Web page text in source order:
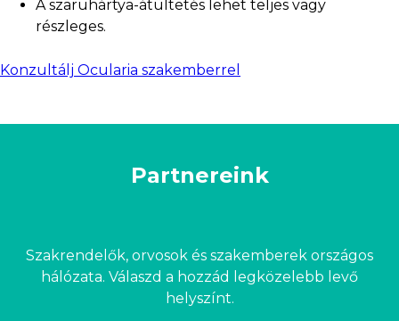
A szaruhártya-átültetés lehet teljes vagy
részleges.
Konzultálj Ocularia szakemberrel
Partnereink
Szakrendelők, orvosok és szakemberek országos
hálózata. Válaszd a hozzád legközelebb levő
helyszínt.